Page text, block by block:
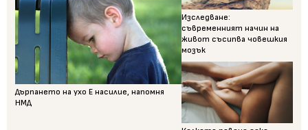
Дърпането на ухо Е насилие, напомня
НМД
Изследване:
съвременният начин на
живот съсипва човешкия
мозък